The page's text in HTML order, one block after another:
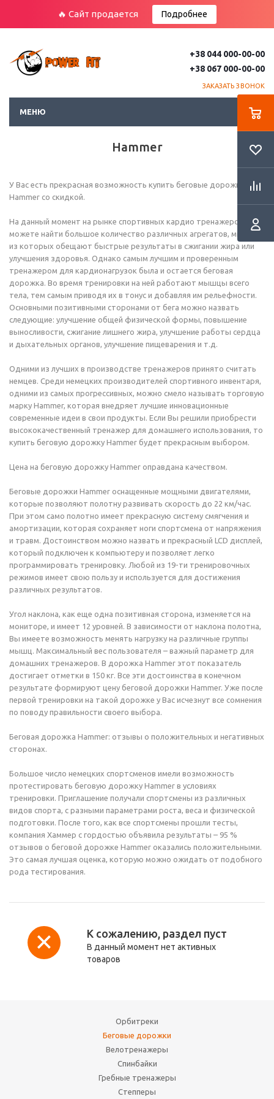
🔥 Сайт продается Подробнее
+38 044 000-00-00
+38 067 000-00-00
ЗАКАЗАТЬ ЗВОНОК
МЕНЮ
Hammer
У Вас есть прекрасная возможность купить беговые дорожки
Hammer со скидкой.
На данный момент на рынке спортивных кардио тренажеров Вы
можете найти большое количество различных агрегатов, многие
из которых обещают быстрые результаты в сжигании жира или
улучшения здоровья. Однако самым лучшим и проверенным
тренажером для кардионагрузок была и остается беговая
дорожка. Во время тренировки на ней работают мышцы всего
тела, тем самым приводя их в тонус и добавляя им рельефности.
Основными позитивными сторонами от бега можно назвать
следующие: улучшение общей физической формы, повышение
выносливости, сжигание лишнего жира, улучшение работы сердца
и дыхательных органов, улучшение пищеварения и т.д.
Одними из лучших в производстве тренажеров принято считать
немцев. Среди немецких производителей спортивного инвентаря,
одними из самых прогрессивных, можно смело называть торговую
марку Hammer, которая внедряет лучшие инновационные
современные идеи в свои продукты. Если Вы решили приобрести
высококачественный тренажер для домашнего использования, то
купить беговую дорожку Hammer будет прекрасным выбором.
Цена на беговую дорожку Hammer оправдана качеством.
Беговые дорожки Hammer оснащенные мощными двигателями,
которые позволяют полотну развивать скорость до 22 км/час.
При этом само полотно имеет прекрасную систему смягчения и
амортизации, которая сохраняет ноги спортсмена от напряжения
и травм. Достоинством можно назвать и прекрасный LCD дисплей,
который подключен к компьютеру и позволяет легко
программировать тренировку. Любой из 19-ти тренировочных
режимов имеет свою пользу и используется для достижения
различных результатов.
Угол наклона, как еще одна позитивная сторона, изменяется на
мониторе, и имеет 12 уровней. В зависимости от наклона полотна,
Вы имеете возможность менять нагрузку на различные группы
мышц. Максимальный вес пользователя – важный параметр для
домашних тренажеров. В дорожка Hammer этот показатель
достигает отметки в 150 кг. Все эти достоинства в конечном
результате формируют цену беговой дорожки Hammer. Уже после
первой тренировки на такой дорожке у Вас исчезнут все сомнения
по поводу правильности своего выбора.
Беговая дорожка Hammer: отзывы о положительных и негативных
сторонах.
Большое число немецких спортсменов имели возможность
протестировать беговую дорожку Hammer в условиях
тренировки. Приглашение получали спортсмены из различных
видов спорта, с разными параметрами роста, веса и физической
подготовки. После того, как все спортсмены прошли тесты,
компания Хаммер с гордостью объявила результаты – 95 %
отзывов о беговой дорожке Hammer оказались положительными.
Это самая лучшая оценка, которую можно ожидать от подобного
рода тестирования.
К сожалению, раздел пуст
В данный момент нет активных
товаров
Орбитреки
Беговые дорожки
Велотренажеры
Спинбайки
Гребные тренажеры
Степперы